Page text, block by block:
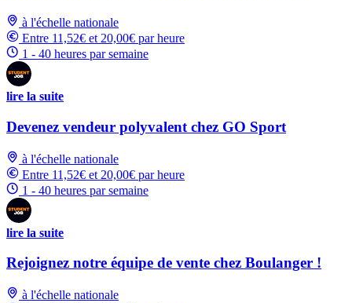
à l'échelle nationale
Entre 11,52€ et 20,00€ par heure
1 - 40 heures par semaine
lire la suite
Devenez vendeur polyvalent chez GO Sport
à l'échelle nationale
Entre 11,52€ et 20,00€ par heure
1 - 40 heures par semaine
lire la suite
Rejoignez notre équipe de vente chez Boulanger !
à l'échelle nationale